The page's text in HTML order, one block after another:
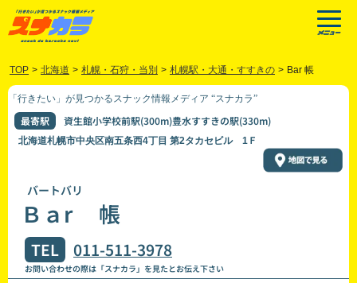
TOP > 北海道 > 札幌・石狩・当別 > 札幌駅・大通・すすきの > Bar 帳
「行きたい」が見つかるスナック情報メディア “スナカラ”
最寄駅 資生館小学校前駅(300m)豊水すすきの駅(330m)
北海道札幌市中央区南五条西4丁目 第2タカセビル 1Ｆ
バートバリ
Ｂａr 帳
TEL 011-511-3978
お問い合わせの際は「スナカラ」を見たとお伝え下さい